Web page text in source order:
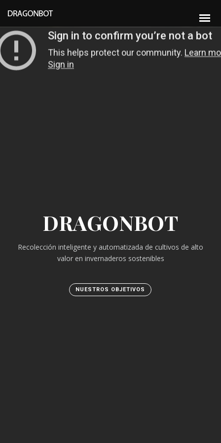
DRAGONBOT
Recolección inteligente y automatizada de cultivos de alto
valor en invernaderos sostenibles
NUESTROS OBJETIVOS